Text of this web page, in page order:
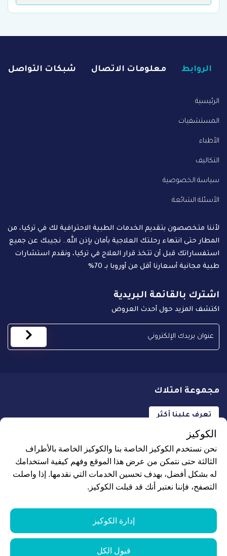
الروابط معلومات الاتصال شبكات التواصل
الرئيسية
المستشفيات
الأطباء
التكاليف
سياسة الخصوصية
الأسئلة الشائعة
لأننا متخصصون بتقديم الخدمات الطبية الاحترافية لك في تركيا، من
المطار حتى انتهاء رحلتك العلاجية بأمان بإذن الله.. نجيبك عن جميع
استفساراتك قبل أن تتخذ قرار العلاج في تركيا، ونقدم استشارات
طبية مجانية أسعارنا أقل من أوروبا بـ 70%
اشترك بالقائمة البريدية
اكتشف المزيد حول أحدث العروض
مجموعة امتلاك
تعرف علينا أكثر
جميع الحقوق محفوظة لـ علاجك الطبية © 2026
نموذج الطلب
الكوكيز
نحن نستخدم الكوكيز الخاصة بنا والكوكيز الخاصة بالأطراف
الثالثة حتى نتمكن من عرض هذا الموقع وفهم كيفية استخدامك
له بشكل أفضل، بهدف تحسين الخدمات التي نقدمها. إذا واصلت
التصفح، فإننا نعتبر أنك قد قبلت الكوكيز.
إدارة الكوكيز
قبول الكل